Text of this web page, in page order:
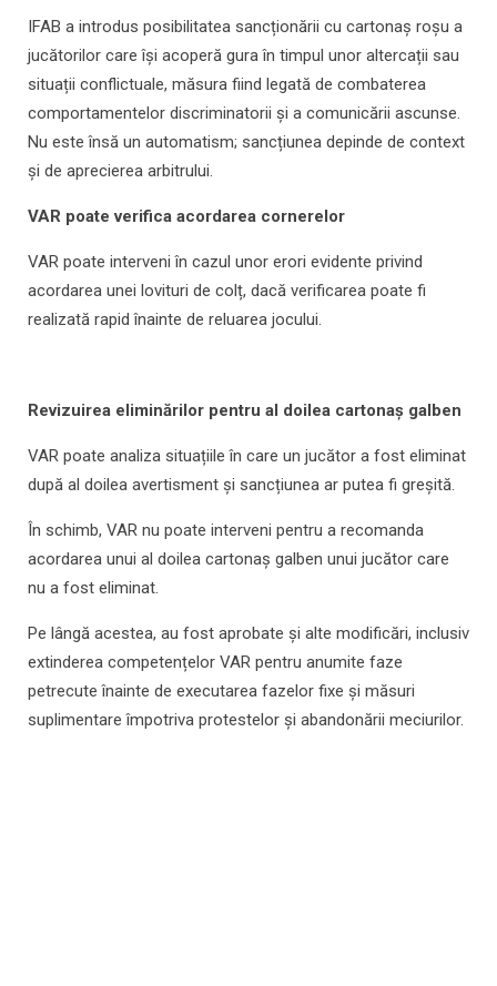
IFAB a introdus posibilitatea sancționării cu cartonaș roșu a
jucătorilor care își acoperă gura în timpul unor altercații sau
situații conflictuale, măsura fiind legată de combaterea
comportamentelor discriminatorii și a comunicării ascunse.
Nu este însă un automatism; sancțiunea depinde de context
și de aprecierea arbitrului.
VAR poate verifica acordarea cornerelor
VAR poate interveni în cazul unor erori evidente privind
acordarea unei lovituri de colț, dacă verificarea poate fi
realizată rapid înainte de reluarea jocului.
Revizuirea eliminărilor pentru al doilea cartonaș galben
VAR poate analiza situațiile în care un jucător a fost eliminat
după al doilea avertisment și sancțiunea ar putea fi greșită.
În schimb, VAR nu poate interveni pentru a recomanda
acordarea unui al doilea cartonaș galben unui jucător care
nu a fost eliminat.
Pe lângă acestea, au fost aprobate și alte modificări, inclusiv
extinderea competențelor VAR pentru anumite faze
petrecute înainte de executarea fazelor fixe și măsuri
suplimentare împotriva protestelor și abandonării meciurilor.